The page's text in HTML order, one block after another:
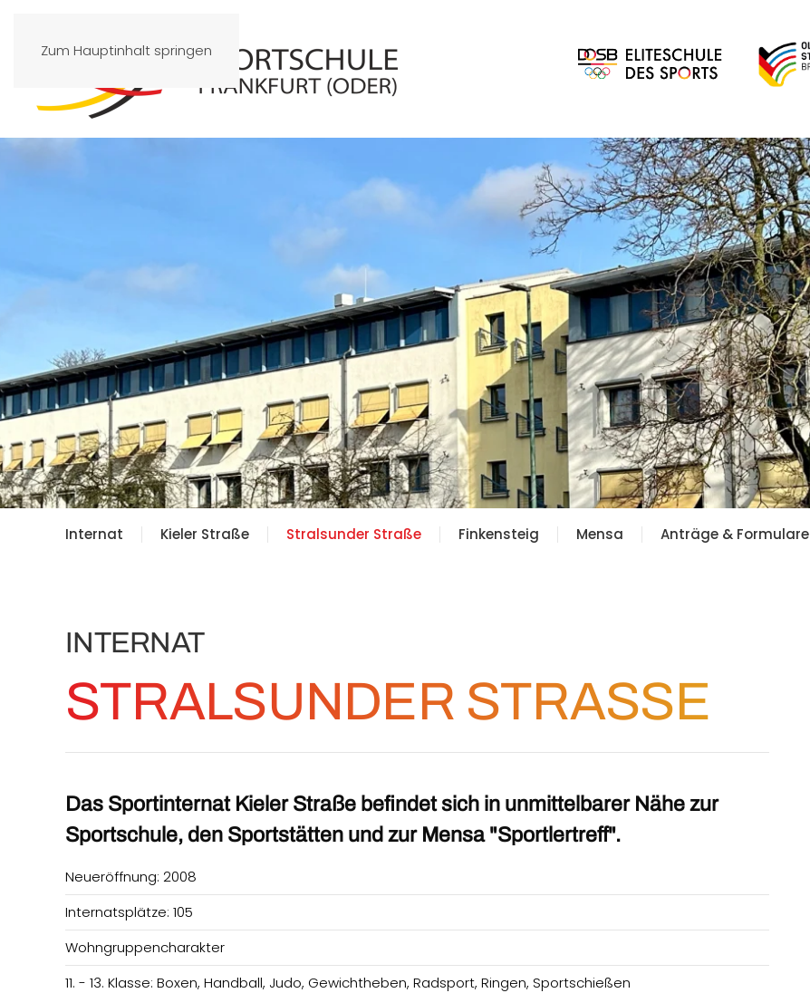
Zum Hauptinhalt springen
Internat Kieler Straße Stralsunder Straße Finkensteig Mensa Anträge & Formulare
INTERNAT
STRALSUNDER STRASSE
Das Sportinternat Kieler Straße befindet sich in unmittelbarer Nähe zur
Sportschule, den Sportstätten und zur Mensa "Sportlertreff".
Neueröffnung: 2008
Internatsplätze: 105
Wohngruppencharakter
11. - 13. Klasse: Boxen, Handball, Judo, Gewichtheben, Radsport, Ringen, Sportschießen